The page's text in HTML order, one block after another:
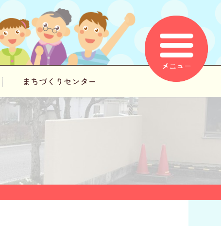
まちづくりセンター